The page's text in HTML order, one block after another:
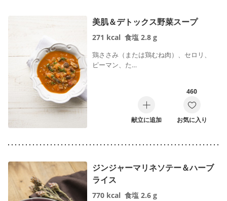
美肌＆デトックス野菜スープ
271 kcal 食塩 2.8 g
鶏ささみ（または鶏むね肉）、セロリ、
ピーマン、た…
献立に追加
460
お気に入り
ジンジャーマリネソテー＆ハーブ
ライス
770 kcal 食塩 2.6 g